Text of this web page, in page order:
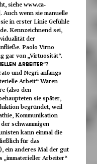
siehe www.ca-
Auch wenn sie manuelle
in erster Linie Gefühle
Kennzeichnend sei,
der
Paolo Virno
gar von „Virtuosität“.
ARBEITER“?
und Negri anfangs
Arbeit“ Waren
(also den
sie später,
begründet, weil
Kommunikation
schwammigen
kann einmal die
für das
ein anderes Mal der gut
„immaterieller Arbeiter“